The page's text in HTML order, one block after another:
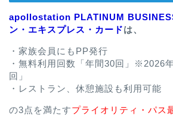
apollostation PLATINUM
ン・エキスプレス・カードは、
・家族会員にもPP発行
・無料利用回数「年間30回」※2026
回」
・レストラン、休憩施設も利用可能
の3点を満たすプライオリティ・パス